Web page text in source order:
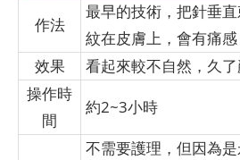
作法
最早的技術，把針垂
紋在皮膚上，會有痛感
效果
看起來較不自然，久
操作時
間
約2~3小時
不需要護理，但因為